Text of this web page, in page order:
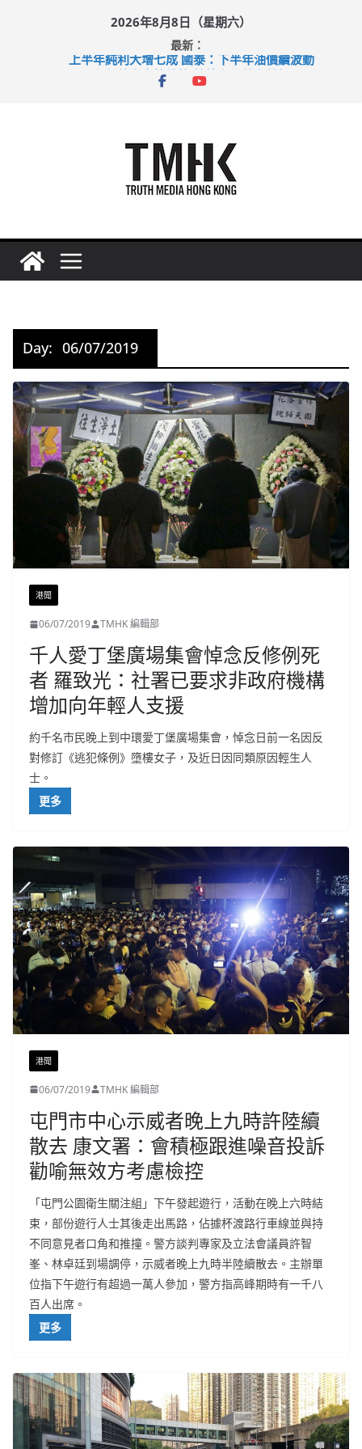
2026年8月8日（星期六）
最新：
上半年純利大增七成 國泰：下半年油價續波動
拜仁熱身賽挫維拉 啟德主場館奪錦標
Day: 06/07/2019
港聞
06/07/2019 TMHK 編輯部
千人愛丁堡廣場集會悼念反修例死
者 羅致光：社署已要求非政府機構
增加向年輕人支援
約千名市民晚上到中環愛丁堡廣場集會，悼念日前一名因反
對修訂《逃犯條例》墮樓女子，及近日因同類原因輕生人
士。
更多
港聞
06/07/2019 TMHK 編輯部
屯門市中心示威者晚上九時許陸續
散去 康文署：會積極跟進噪音投訴
勸喻無效方考慮檢控
「屯門公園衛生關注組」下午發起遊行，活動在晚上六時結
束，部份遊行人士其後走出馬路，佔據杯渡路行車線並與持
不同意見者口角和推撞。警方談判專家及立法會議員許智
峯、林卓廷到場調停，示威者晚上九時半陸續散去。主辦單
位指下午遊行有超過一萬人參加，警方指高峰期時有一千八
百人出席。
更多